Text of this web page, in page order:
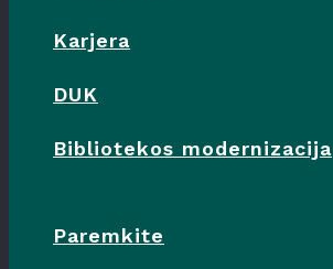
Karjera
DUK
Bibliotekos modernizacija
Paremkite